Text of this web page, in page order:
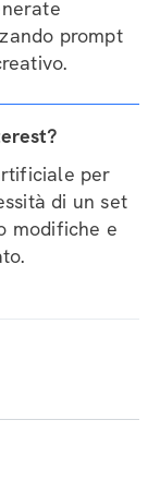
prompt
per
di un set
modifiche e